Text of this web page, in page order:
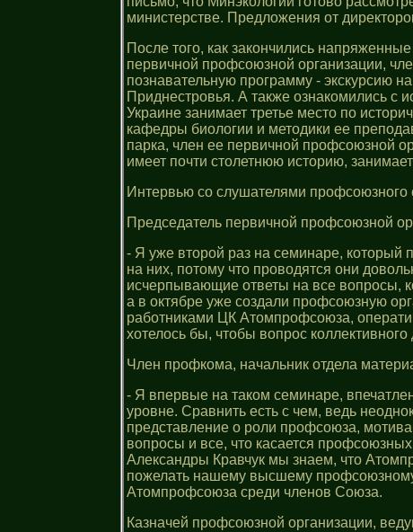
министерстве. Предложения от
После того, как закончились
первичной профсоюзной организации,
познавательную программу - экскурсию
Приднестровья. А также ознакомились с
Украине занимает третье место по
кафедры биологии и методики ее
парка, член ее первичной профсоюзной
имеет почти столетнюю историю,
Интервью со слушателями профсоюзного
Председатель первичной профсоюзной
- Я уже второй раз на семинаре, который
на них, потому что проводятся они
исчерпывающие ответы на все вопросы,
а в октябре уже создали профсоюзную
работниками ЦК Атомпрофсоюза,
хотелось бы, чтобы вопрос
Член профкома, начальник отдела
- Я впервые на таком семинаре,
уровне. Сравнить есть с чем, ведь
представление о роли профсоюза,
вопросы и все, что касается
Александры Кравчук мы знаем, что
пожелать нашему высшему профсоюзному
Атомпрофсоюза среди членов Союза.
Казначей профсоюзной организации,